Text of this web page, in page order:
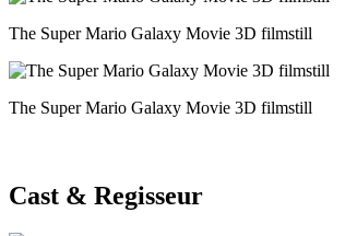
The Super Mario Galaxy Movie 3D filmstill
The Super Mario Galaxy Movie 3D filmstill
Cast & Regisseur